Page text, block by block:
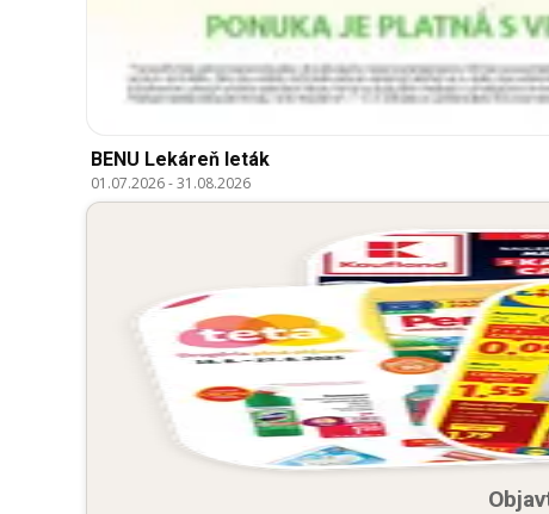
BENU Lekáreň leták
01.07.2026-31.08.2026